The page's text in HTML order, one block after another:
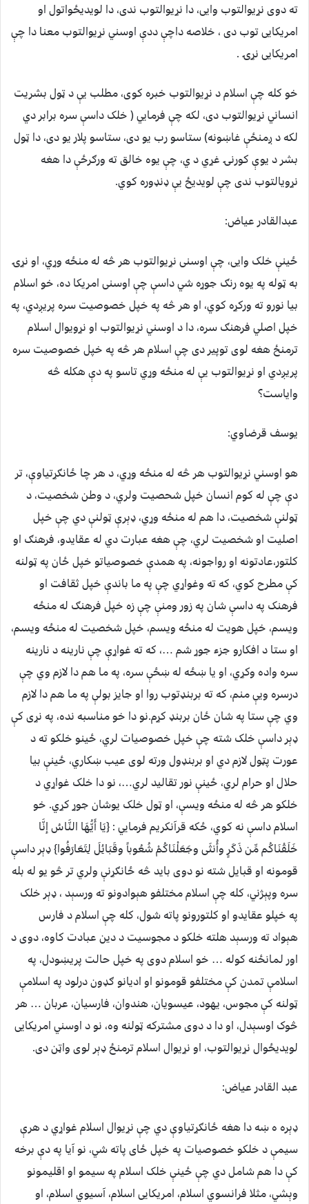
ته دوی نړیوالتوب وایی، دا نړیوالتوب ندی، دا لویدیځواتول او
امریکایی توب دی ، خلاصه داچې ددې اوسني نړیوالتوب معنا دا چې
امریکايی نړۍ .
خو کله چې اسلام د نړیوالتوب خبره کوی، مطلب یې د ټول بشریت
انساني نړیوالتوب دی، لکه چې فرمایي ( خلک داسې سره برابر دي
لکه د ږمنځې غاښونه) ستاسو رب یو دی، ستاسو پلار یو دی، دا ټول
بشر د یوې کورنۍ غړي د ي، چې یوه خالق ته ورګرځې دا هغه
نړویالتوب ندی چې لویدیځ یې ډنډوره کوي.
عبدالقادر عیاض:
ځینې خلک وایی، چې اوسنی نړیوالتوب هر څه له منځه وړي، او نړۍ
به ټوله په یوه رنګ جوړه شي داسې چې اوسنی امریکا ده، خو اسلام
بیا نورو ته ورکړه کوي، او هر څه په خپل خصوصیت سره پریږدي، په
خپل اصلي فرهنګ سره، دا د اوسني نړیوالتوب او نړویوال اسلام
ترمنځ هغه لوی توپیر دی چې اسلام هر څه په خپل خصوصیت سره
پریږدي او نړیوالتوب یې له منځه وړي تاسو په دې هکله څه
وایاست؟
یوسف قرضاوي:
هو اوسني نړیوالتوب هر څه له منځه وړي، د هر چا ځانګړتیاوې، تر
دې چې له کوم انسان خپل شحصیت ولري، د وطن شخصیت، د
ټولنې شخصیت، دا هم له منځه وړي، ډېرې ټولنې دي چې خپل
اصلیت او شخصیت لري، چې هغه عبارت دي له عقایدو، فرهنګ او
کلتور،عادتونه او رواجونه، په همدې خصوصیاتو خپل ځان په ټولنه
کې مطرح کوي، که ته وغواړي چې په ما باندې خپل ثقافت او
فرهنک په داسې شان په زور ومنې چې زه خپل فرهنګ له منځه
ویسم، خپل هویت له منځه ویسم، خپل شخصیت له منځه ویسم،
او ستا د افکارو جزء جوړ شم …، که ته غواړې چې نارینه د نارینه
سره واده وکړي، او یا ښځه له ښځې سره، په ما هم دا لازم وي چې
درسره ویې منم، که ته بربنډتوب روا او جايز بولې په ما هم دا لازم
وي چې ستا په شان ځان بربنډ کړم.نو دا خو مناسبه نده، په نړی کې
ډېر داسې خلک شته چې خپل خصوصیات لري، ځینو خلکو ته د
عورت پټول لازم دي او بربنډول ورته لوی عیب ښکاري، ځینې بیا
حلال او حرام لري، ځینې نور تقالید لري…، نو دا خلک غواړي د
خلکو هر څه له منځه ویسې، او ټول خلک یوشان جوړ کړي. خو
اسلام داسې نه کوي، ځکه قرآنکریم فرمایي : {يَا أَيُّهَا النَّاسُ إنَّا
خَلَقْنَاكُم مِّن ذَكَرٍ وأُنثَى وجَعَلْنَاكُمْ شُعُوباً وقَبَائِلَ لِتَعَارَفُوا} ډېر داسې
قومونه او قبایل شته نو دوی باید څه ځانګړنې ولري تر څو یو له بله
سره وپېژني، کله چې اسلام مختلفو هېوادونو ته ورسېد ، ډېر خلک
په خپلو عقایدو او کلتورونو پاته شول، کله چې اسلام د فارس
هېواد ته ورسېد هلته خلکو د مجوسیت د دین عبادت کاوه، دوی د
اور لمانځنه کوله … خو اسلام دوی په خپل حالت پریښودل، په
اسلامې تمدن کې مختلفو قومونو او ادیانو ګډون درلود په اسلامې
ټولنه کې مجوس، یهود، عیسویان، هندوان، فارسیان، عربان … هر
څوک اوسېدل، او دا د دوی مشترکه ټولنه وه، نو د اوسني امریکایی
لویدیځوال نړیوالتوب، او نړیوال اسلام ترمنځ ډېر لوی واټن دی.
عبد القادر عياض:
ډېره ه ښه دا هغه ځانګړتیاوې دي چې نړیوال اسلام غواړي د هرې
سیمې د خلکو خصوصیات په خپل ځای پاته شي، نو آیا په دې برخه
کې دا هم شامل دي چې ځينې خلک اسلام په سیمو او اقلیمونو
وېشي، مثلا فرانسوي اسلام، امریکایی اسلام، آسیوي اسلام، او